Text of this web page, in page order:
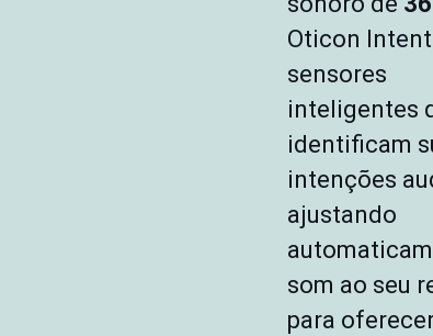
Oticon
sensores
inteligentes
identificam
intenções
ajustando
som ao seu
para